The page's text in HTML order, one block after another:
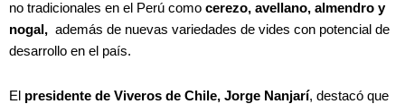
no tradicionales en ​el ​Perú​ como ​ cerezo, avellano, almendro​ y ​
nogal, ​​ además de nuevas variedades de vides con potencial de
desarrollo en ​el país.
El presidente de Viveros de Chile, Jorge Nanjarí, destacó que